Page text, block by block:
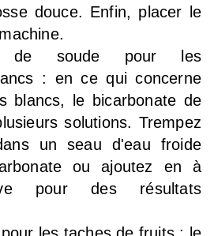
douce. Enfin, placer le
de soude pour les
: en ce qui concerne
blancs, le bicarbonate de
solutions. Trempez
un seau d'eau froide
ou ajoutez en à
pour des résultats